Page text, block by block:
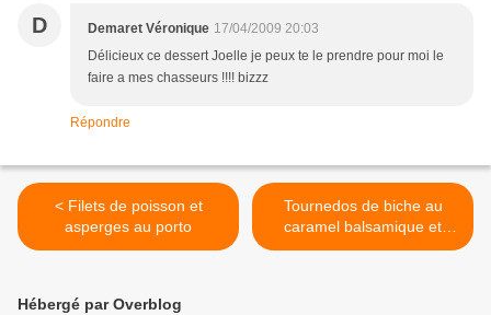
D Demaret Véronique 17/04/2009 20:03
Délicieux ce dessert Joelle je peux te le prendre pour moi le
faire a mes chasseurs !!!! bizzz
Répondre
< Filets de poisson et
asperges au porto
Tournedos de biche au
caramel balsamique et
sirop de Liège >
Hébergé par Overblog